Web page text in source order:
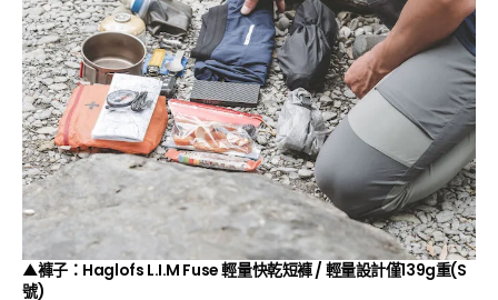
▲褲子：Haglofs L.I.M Fuse 輕量快乾短褲 / 輕量設計僅139g重(S
號)